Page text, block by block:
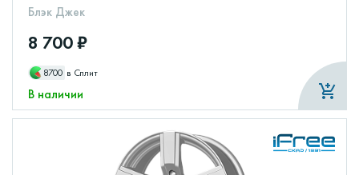
Блэк Джек
8 700 ₽
8700 в Сплит
В наличии